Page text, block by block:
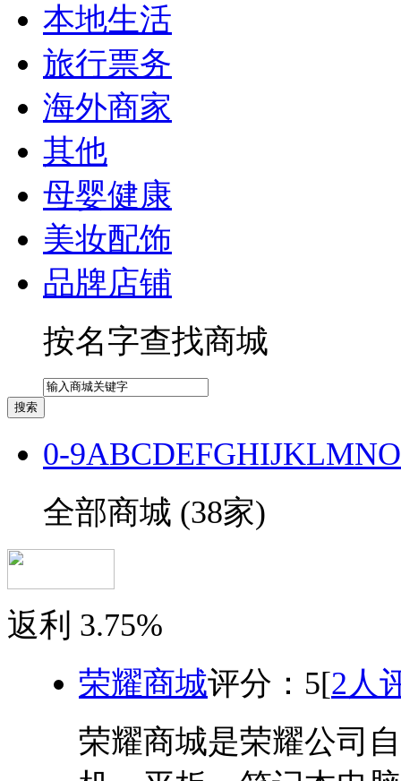
本地生活
旅行票务
海外商家
其他
母婴健康
美妆配饰
品牌店铺
按名字查找商城
0-9ABCDEFGHIJKLMNO
全部商城 (38家)
返利 3.75%
荣耀商城评分： 5[2人
荣耀商城是荣耀公司